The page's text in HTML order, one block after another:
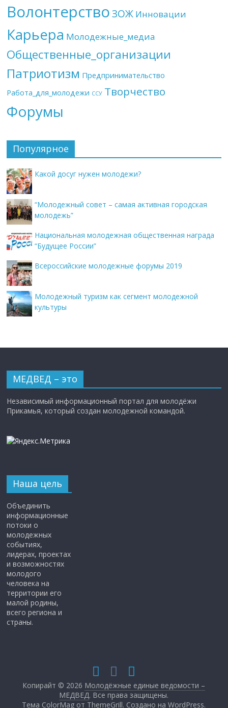
Волонтерство ЗОЖ Инновации
Карьера Молодежные_медиа
Общественные_организации
Патриотизм Предпринимательство
Работа_для_молодежи ССУ Творчество
Форумы
Популярное
Какой досуг нужен молодежи?
“Молодежный совет – самая активная городская
молодежь”
Национальная молодежная общественная награда
“Будущее России”
Всероссийские молодежные форумы 2019
Молодежный туризм как сегмент молодежной
культуры
МЕДВЕД – это
Независимый информационный портал для молодёжи
Прикамья, который создан молодежной командой.
Наша цель
Объединить
информационные
потоки о
молодежных
событиях,
лидерах, проектах
и возможностях
молодого
человека на
территории его
малой родины,
всего региона и
страны.
Копирайт © 2026 Молодёжные единые ведомости –
МЕДВЕД. Все права защищены.
Тема ColorMag от ThemeGrill. Создано наWordPress.